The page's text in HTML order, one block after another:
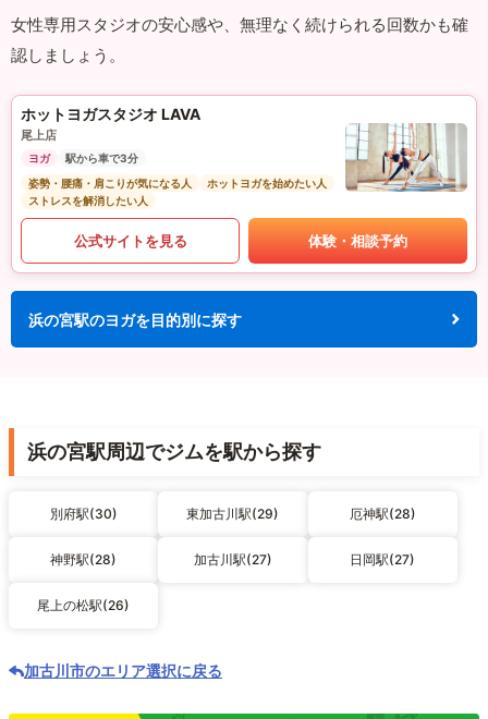
女性専用スタジオの安心感や、無理なく続けられる回数かも確
認しましょう。
ホットヨガスタジオ LAVA
尾上店
ヨガ
駅から車で3分
姿勢・腰痛・肩こりが気になる人
ホットヨガを始めたい人
ストレスを解消したい人
公式サイトを見る 体験・相談予約
浜の宮駅のヨガを目的別に探す
浜の宮駅周辺でジムを駅から探す
別府駅(30) 東加古川駅(29) 厄神駅(28)
神野駅(28) 加古川駅(27) 日岡駅(27)
尾上の松駅(26)
加古川市のエリア選択に戻る